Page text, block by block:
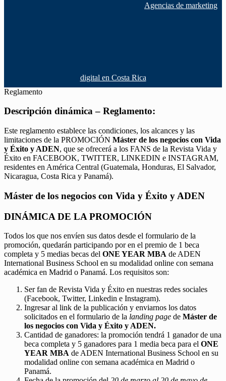
Agencias de marketing
digital en Costa Rica
Reglamento
Descripción dinámica – Reglamento:
Este reglamento establece las condiciones, los alcances y las
limitaciones de la PROMOCIÓN Máster de los negocios con Vida
y Éxito y ADEN, que se ofrecerá a los FANS de la Revista Vida y
Éxito en FACEBOOK, TWITTER, LINKEDIN e INSTAGRAM,
residentes en América Central (Guatemala, Honduras, El Salvador,
Nicaragua, Costa Rica y Panamá).
Máster de los negocios con Vida y Éxito y ADEN
DINÁMICA DE LA PROMOCIÓN
Todos los que nos envíen sus datos desde el formulario de la
promoción, quedarán participando por en el premio de 1 beca
completa y 5 medias becas del ONE YEAR MBA de ADEN
International Business School en su modalidad online con semana
académica en Madrid o Panamá. Los requisitos son:
Ser fan de Revista Vida y Éxito en nuestras redes sociales
(Facebook, Twitter, Linkedin e Instagram).
Ingresar al link de la publicación y enviarnos los datos
solicitados en el formulario de la landing page de Máster de
los negocios con Vida y Éxito y ADEN.
Cantidad de ganadores: la promoción tendrá 1 ganador de una
beca completa y 5 ganadores para 1 media beca para el ONE
YEAR MBA de ADEN International Business School en su
modalidad online con semana académica en Madrid o
Panamá.